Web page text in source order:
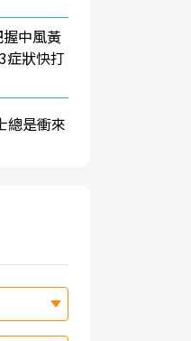
中風黃
症狀快打
總是衝來